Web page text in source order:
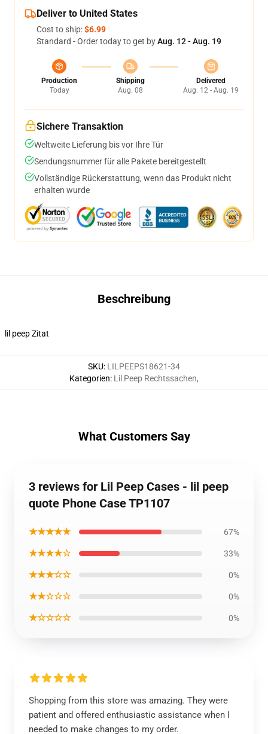
Deliver to United States
Cost to ship:$6.99
Standard - Order today to get byAug. 12 - Aug. 19
Production
Today
Shipping
Aug. 08
Delivered
Aug. 12 - Aug. 19
Sichere Transaktion
Weltweite Lieferung bis vor Ihre Tür
Sendungsnummer für alle Pakete bereitgestellt
Vollständige Rückerstattung, wenn das Produkt nicht
erhalten wurde
Beschreibung
lil peep Zitat
SKU: LILPEEPS18621-34
Kategorien: Lil Peep Rechtssachen,
What Customers Say
3 reviews for Lil Peep Cases - lil peep
quote Phone Case TP1107
★★★★★ 67%
★★★★☆ 33%
★★★☆☆ 0%
★★☆☆☆ 0%
★☆☆☆☆ 0%
Shopping from this store was amazing. They were
patient and offered enthusiastic assistance when I
needed to make changes to my order.